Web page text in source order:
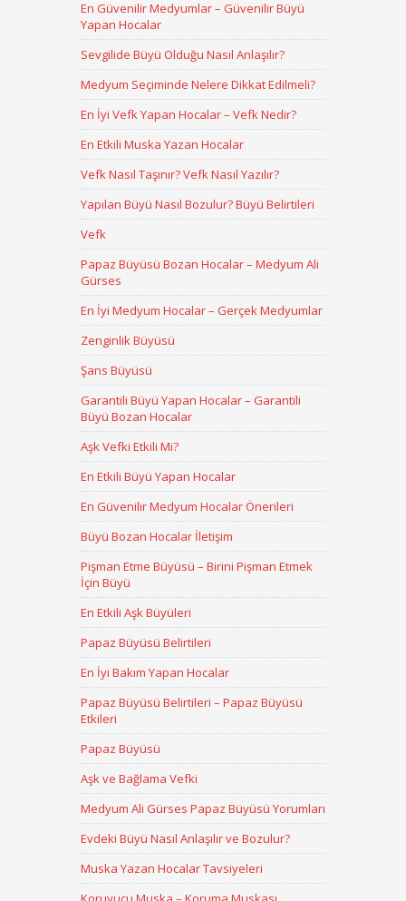
En Güvenilir Medyumlar – Güvenilir Büyü
Yapan Hocalar
Sevgilide Büyü Olduğu Nasıl Anlaşılır?
Medyum Seçiminde Nelere Dikkat Edilmeli?
En İyi Vefk Yapan Hocalar – Vefk Nedir?
En Etkili Muska Yazan Hocalar
Vefk Nasıl Taşınır? Vefk Nasıl Yazılır?
Yapılan Büyü Nasıl Bozulur? Büyü Belirtileri
Vefk
Papaz Büyüsü Bozan Hocalar – Medyum Ali
Gürses
En İyi Medyum Hocalar – Gerçek Medyumlar
Zenginlik Büyüsü
Şans Büyüsü
Garantili Büyü Yapan Hocalar – Garantili
Büyü Bozan Hocalar
Aşk Vefki Etkili Mi?
En Etkili Büyü Yapan Hocalar
En Güvenilir Medyum Hocalar Önerileri
Büyü Bozan Hocalar İletişim
Pişman Etme Büyüsü – Birini Pişman Etmek
İçin Büyü
En Etkili Aşk Büyüleri
Papaz Büyüsü Belirtileri
En İyi Bakım Yapan Hocalar
Papaz Büyüsü Belirtileri – Papaz Büyüsü
Etkileri
Papaz Büyüsü
Aşk ve Bağlama Vefki
Medyum Ali Gürses Papaz Büyüsü Yorumları
Evdeki Büyü Nasıl Anlaşılır ve Bozulur?
Muska Yazan Hocalar Tavsiyeleri